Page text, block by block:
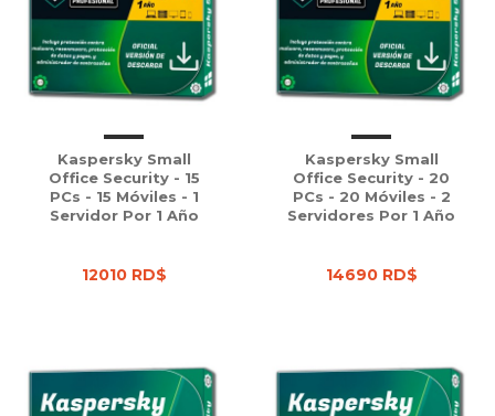
Kaspersky Small
Office Security - 15
PCs - 15 Móviles - 1
Servidor Por 1 Año
12010 RD$
Kaspersky Small
Office Security - 20
PCs - 20 Móviles - 2
Servidores Por 1 Año
14690 RD$